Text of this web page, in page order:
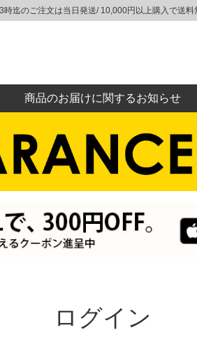
時迄のご注文は当日発送/ 10,000円以上購入で送料
商品のお届けに関するお知らせ
ログイン